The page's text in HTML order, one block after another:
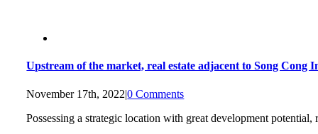
Upstream of the market, real estate adjacent to Song
November 17th, 2022|0 Comments
Possessing a strategic location with great development